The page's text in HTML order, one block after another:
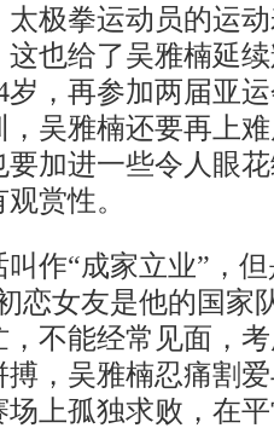
极拳运动员的运
这也给了吴雅楠延
岁，再参加两届亚
吴雅楠还要再上
加进一些令人眼
赏性。
“成家立业”，但
恋女友是他的国家
不能经常见面，
，吴雅楠忍痛割
上孤独求败，在